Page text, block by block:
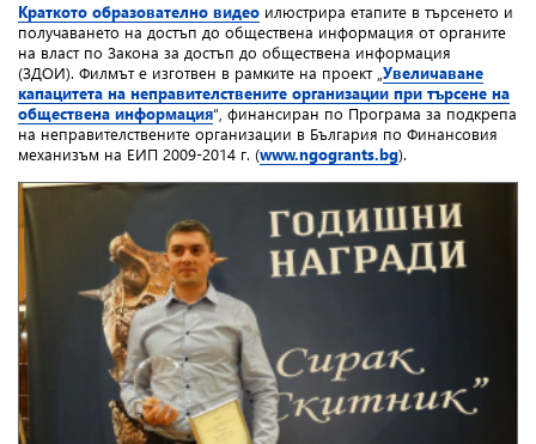
Краткото образователно видео илюстрира етапите в търсенето и
получаването на достъп до обществена информация от органите
на власт по Закона за достъп до обществена информация
(ЗДОИ). Филмът е изготвен в рамките на проект „ Увеличаване
капацитета на неправителствените организации при търсене на
обществена информация“, финансиран по Програма за подкрепа
на неправителствените организации в България по Финансовия
механизъм на ЕИП 2009-2014 г. (www.ngogrants.bg).